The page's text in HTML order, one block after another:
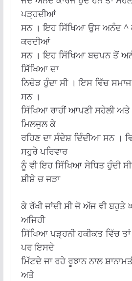
ਪੜ੍ਹਦੀਆਂ
ਸਨ । ਇਹ ਸਿੱਖਿਆ ਉਸ ਅਨੰਦ ^
ਕਰਦੀਆਂ
ਸਨ । ਇਹ ਸਿੱਖਿਆ ਬਚਪਨ ਤੋਂ
ਸਿੱਖਿਆ ਦਾ
ਨਿਚੋੜ ਹੁੰਦਾ ਸੀ । ਇਸ ਵਿੱਚ
ਸਨ ।
ਸਿੱਖਿਆ ਰਾਹੀਂ ਆਪਣੀ ਸਹੇਲੀ ਅਤੇ
ਮਿਲਜੁਲ ਕੇ
ਰਹਿਣ ਦਾ ਸੰਦੇਸ਼ ਦਿੰਦੀਆ ਸਨ ।
ਸਹੁਰੇ ਪਰਿਵਾਰ
ਨੂੰ ਵੀ ਇਹ ਸਿੱਖਿਆ ਸੇਧਿਤ ਹੁੰਦੀ
ਸ਼ੀਸ਼ੇ ਚ ਜੜਾ
ਕੇ ਰੱਖੀ ਜਾਂਦੀ ਸੀ ਜੋ ਅੱਜ ਵੀ ਬਹੁਤੇ
ਅਜਿਹੀ
ਸਿੱਖਿਆ ਪੜ੍ਹਨੀ ਹਕੀਕਤ ਵਿੱਚ
ਪਰ ਇਸਦੇ
ਮਿੱਟਦੇ ਜਾ ਰਹੇ ਰੂਝਾਨ ਨਾਲ
ਅਤੇ